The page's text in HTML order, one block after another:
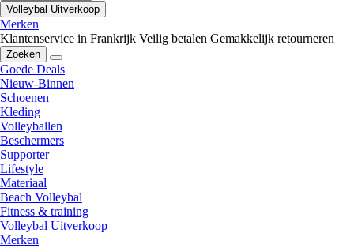
Volleybal Uitverkoop
Merken
Klantenservice in Frankrijk Veilig betalen Gemakkelijk retourneren
Zoeken
Goede Deals
Nieuw-Binnen
Schoenen
Kleding
Volleyballen
Beschermers
Supporter
Lifestyle
Materiaal
Beach Volleybal
Fitness & training
Volleybal Uitverkoop
Merken